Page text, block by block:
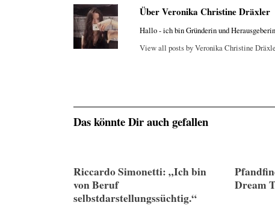
o
o
k
t
e
r
Über Veronika Christine Dräxler
Hallo - ich bin Gründerin und
View all posts by Veronika Christine
Das könnte Dir auch gefallen
Riccardo Simonetti: „Ich bin
von Beruf
selbstdarstellungssüchtig.“
Dream